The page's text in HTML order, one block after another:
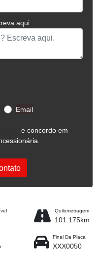
aqui.
Email
e concordo em
Quilometragem
101.175km
Final Da Placa
XXX0050